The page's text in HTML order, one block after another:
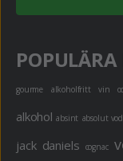
POPULÄRA
gourme alkoholfritt vin
alkohol absint absolut
jack daniels cognac